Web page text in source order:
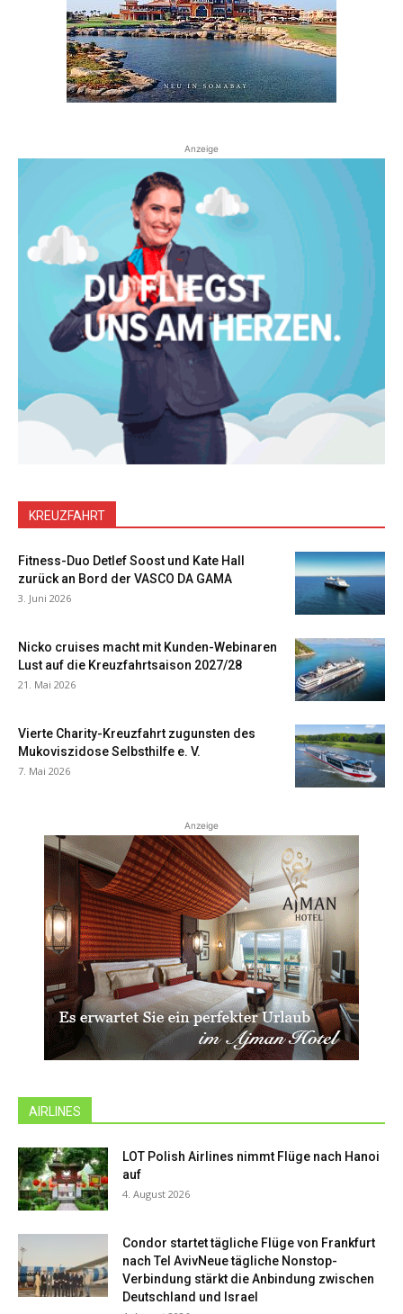
Anzeige
KREUZFAHRT
Fitness-Duo Detlef Soost und Kate Hall
zurück an Bord der VASCO DA GAMA
3. Juni 2026
Nicko cruises macht mit Kunden-Webinaren
Lust auf die Kreuzfahrtsaison 2027/28
21. Mai 2026
Vierte Charity-Kreuzfahrt zugunsten des
Mukoviszidose Selbsthilfe e. V.
7. Mai 2026
Anzeige
AIRLINES
LOT Polish Airlines nimmt Flüge nach Hanoi
auf
4. August 2026
Condor startet tägliche Flüge von Frankfurt
nach Tel AvivNeue tägliche Nonstop-
Verbindung stärkt die Anbindung zwischen
Deutschland und Israel